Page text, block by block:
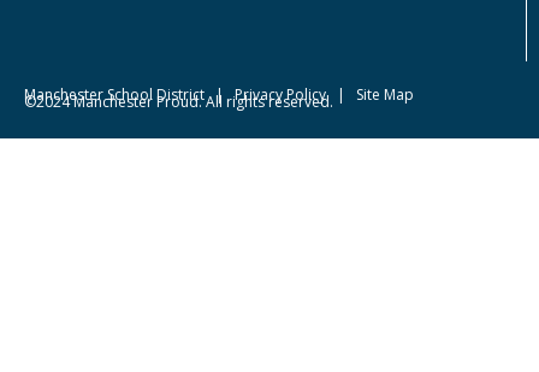
Manchester School District|Privacy Policy| Site Map
©2024 Manchester Proud. All rights reserved.